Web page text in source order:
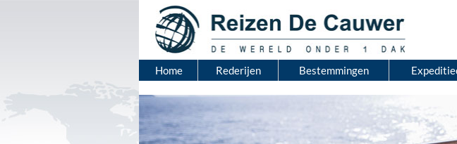
Home Rederijen Bestemmingen